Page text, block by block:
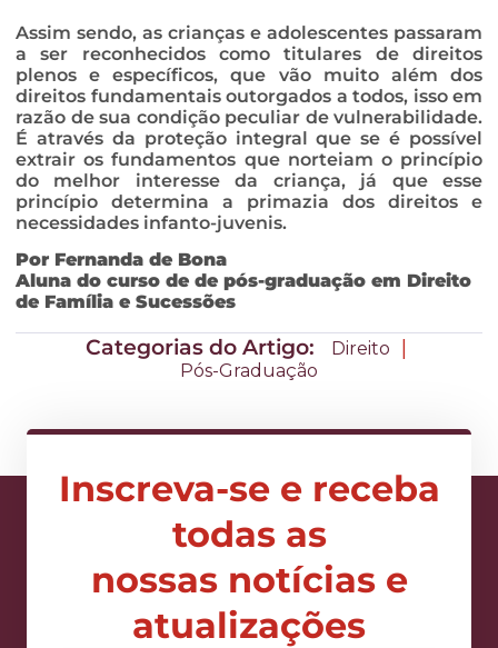
Assim sendo, as crianças e adolescentes passaram
a ser reconhecidos como titulares de direitos
plenos e específicos, que vão muito além dos
direitos fundamentais outorgados a todos, isso em
razão de sua condição peculiar de vulnerabilidade.
É através da proteção integral que se é possível
extrair os fundamentos que norteiam o princípio
do melhor interesse da criança, já que esse
princípio determina a primazia dos direitos e
necessidades infanto-juvenis.
Por Fernanda de Bona
Aluna do curso de de pós-graduação em Direito
de Família e Sucessões
Categorias do Artigo: Direito |
Pós-Graduação
Inscreva-se e receba
todas as
nossas notícias e
atualizações